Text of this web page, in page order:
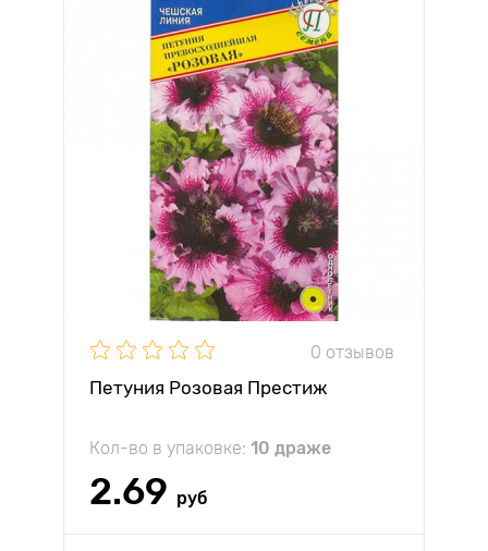
0 отзывов
Петуния Розовая Престиж
Кол-во в упаковке: 10 драже
2.69 руб